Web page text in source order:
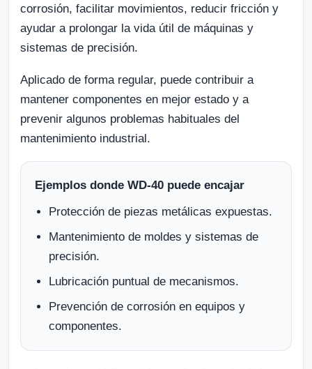
corrosión, facilitar movimientos, reducir fricción y
ayudar a prolongar la vida útil de máquinas y
sistemas de precisión.
Aplicado de forma regular, puede contribuir a
mantener componentes en mejor estado y a
prevenir algunos problemas habituales del
mantenimiento industrial.
Ejemplos donde WD-40 puede encajar
Protección de piezas metálicas expuestas.
Mantenimiento de moldes y sistemas de
precisión.
Lubricación puntual de mecanismos.
Prevención de corrosión en equipos y
componentes.